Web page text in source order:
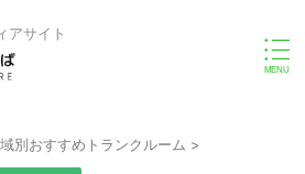
アサイト
別おすすめトランクルーム >